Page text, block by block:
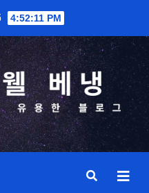
4:52:12 PM